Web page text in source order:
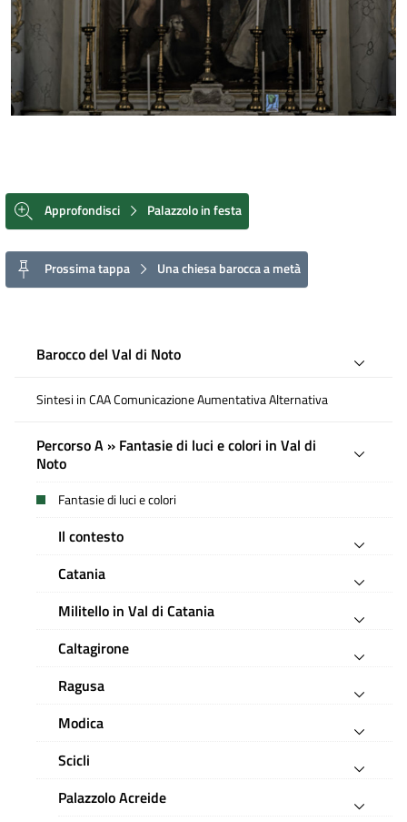
Approfondisci Palazzolo in festa
Prossima tappa Una chiesa barocca a metà
Barocco del Val di Noto
Sintesi in CAA Comunicazione Aumentativa Alternativa
Percorso A » Fantasie di luci e colori in Val di
Noto
Fantasie di luci e colori
Il contesto
Catania
Militello in Val di Catania
Caltagirone
Ragusa
Modica
Scicli
Palazzolo Acreide